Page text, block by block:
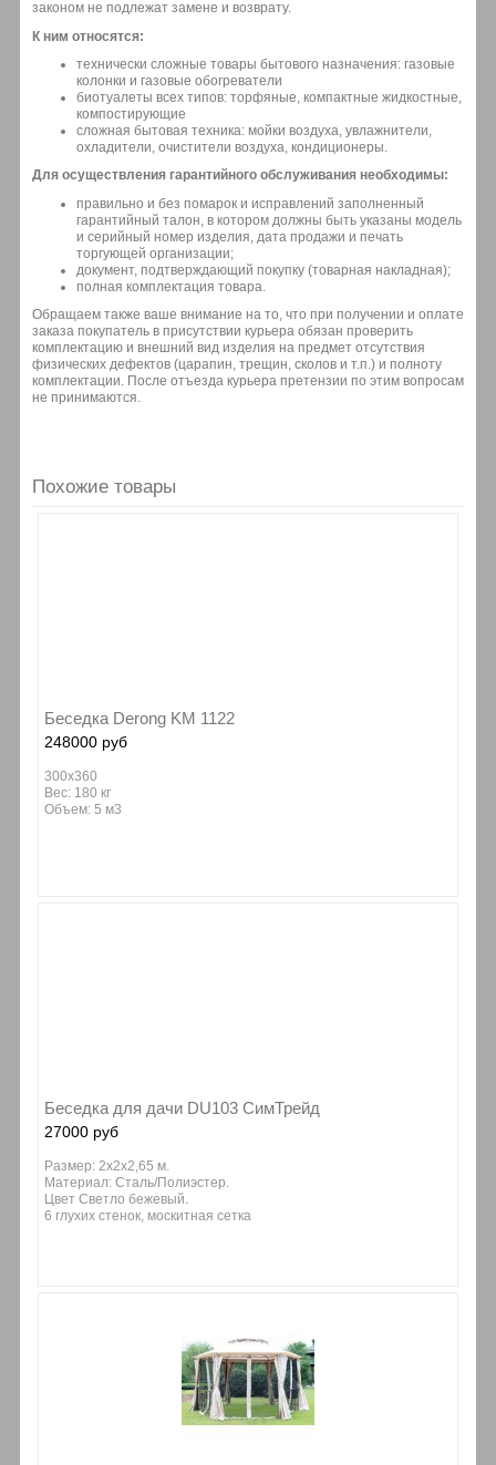
законом не подлежат замене и возврату.
К ним относятся:
технически сложные товары бытового назначения: газовые
колонки и газовые обогреватели
биотуалеты всех типов: торфяные, компактные жидкостные,
компостирующие
сложная бытовая техника: мойки воздуха, увлажнители,
охладители, очистители воздуха, кондиционеры.
Для осуществления гарантийного обслуживания необходимы:
правильно и без помарок и исправлений заполненный
гарантийный талон, в котором должны быть указаны модель
и серийный номер изделия, дата продажи и печать
торгующей организации;
документ, подтверждающий покупку (товарная накладная);
полная комплектация товара.
Обращаем также ваше внимание на то, что при получении и оплате
заказа покупатель в присутствии курьера обязан проверить
комплектацию и внешний вид изделия на предмет отсутствия
физических дефектов (царапин, трещин, сколов и т.п.) и полноту
комплектации. После отъезда курьера претензии по этим вопросам
не принимаются.
Похожие товары
Беседка Derong KM 1122
248000 руб
300х360
Вес: 180 кг
Объем: 5 м3
Беседка для дачи DU103 СимТрейд
27000 руб
Размер: 2х2х2,65 м.
Материал: Сталь/Полиэстер.
Цвет Светло бежевый.
6 глухих стенок, москитная сетка